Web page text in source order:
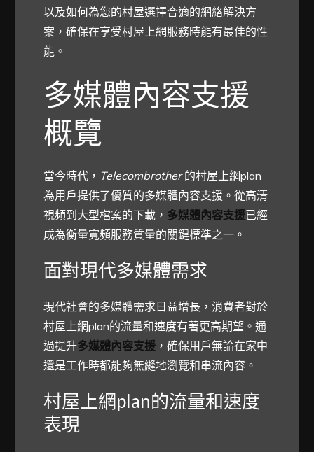
以及如何為您的村屋選擇合適的網絡解決方
案，確保在享受村屋上網服務時能有最佳的性
能。
多媒體內容支援
概覽
當今時代， Telecombrother的村屋上網plan
為用戶提供了優質的多媒體內容支援。從高清
視頻到大型檔案的下載， 多媒體內容支援已經
成為衡量寬頻服務質量的關鍵標準之一。
面對現代多媒體需求
現代社會的多媒體需求日益增長，消費者對於
村屋上網plan的流量和速度有著更高期望。通
過提升多媒體內容支援 ，確保用戶無論在家中
還是工作時都能夠無縫地瀏覽和串流內容。
村屋上網plan的流量和速度
表現